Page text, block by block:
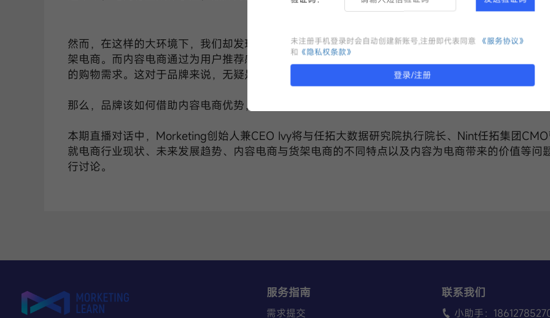
然而，在这样的大环境下，我们却发现新兴的内容电商，不仅实现快速增长，其增速还跑赢了传统
架电商。而内容电商通过为用户推荐感兴趣的内容，创造新的购物场景和体验，可以有效地激发用
的购物需求。这对于品牌来说，无疑是一个新的增量机会。
那么，品牌该如何借助内容电商优势，通过好的内容来触达更多消费者，实现提质增效呢？
本期直播对话中，Morketing创始人兼CEO Ivy将与任拓大数据研究院执行院长、Nint任拓集团
就电商行业现状、未来发展趋势、内容电商与货架电商的不同特点以及内容为电商带来的价值等问
行讨论。
服务指南
需求提交
联系我们
小助手：
未注册手机登录时会自动创建新账号,注册即代表同意
《服务协议》
和 《隐私权条款》
登录/注册